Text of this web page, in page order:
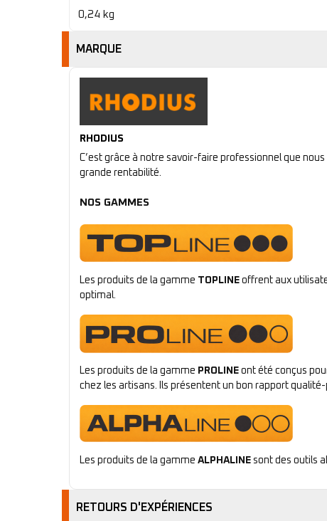
0,24 kg
MARQUE
RHODIUS
C’est grâce à notre savoir-faire professionnel que
grande rentabilité.
NOS GAMMES
Les produits de la gamme TOPLINE offrent aux
optimal.
Les produits de la gamme PROLINE ont été conçus
chez les artisans. Ils présentent un bon rapport
Les produits de la gamme ALPHALINE sont des outils
RETOURS D'EXPÉRIENCES